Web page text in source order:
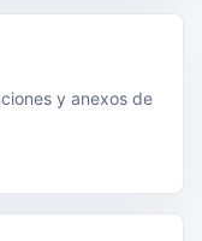
y anexos de